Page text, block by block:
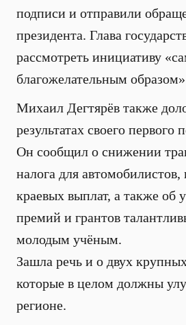
подписи и отправили
президента. Глава
рассмотреть инициативу
благожелательным
Михаил Дегтярёв также
результатах своего первого
Он сообщил о снижении
налога для
краевых выплат, а также об
премий и грантов
молодым учёным.
Зашла речь и о двух
которые в целом должны
регионе.